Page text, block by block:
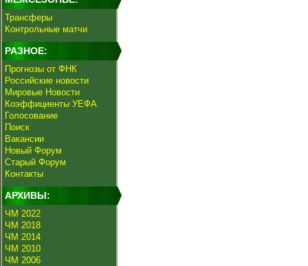
Трансферы
Контрольные матчи
РАЗНОЕ:
Прогнозы от ФНК
Российские новости
Мировые Новости
Коэффициенты УЕФА
Голосование
Поиск
Вакансии
Новый Форум
Старый Форум
Контакты
АРХИВЫ:
ЧМ 2022
ЧМ 2018
ЧМ 2014
ЧМ 2010
ЧМ 2006